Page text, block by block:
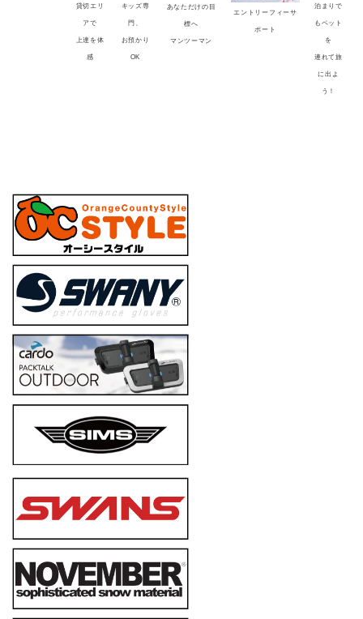
貸切エリ
アで
上達を体
感
キッズ専
門、
お預かり
OK
あなただけの目
標へ
マンツーマン
エントリーフィーサ
ポート
泊まりで
もペット
を
連れて旅
に出よ
う！